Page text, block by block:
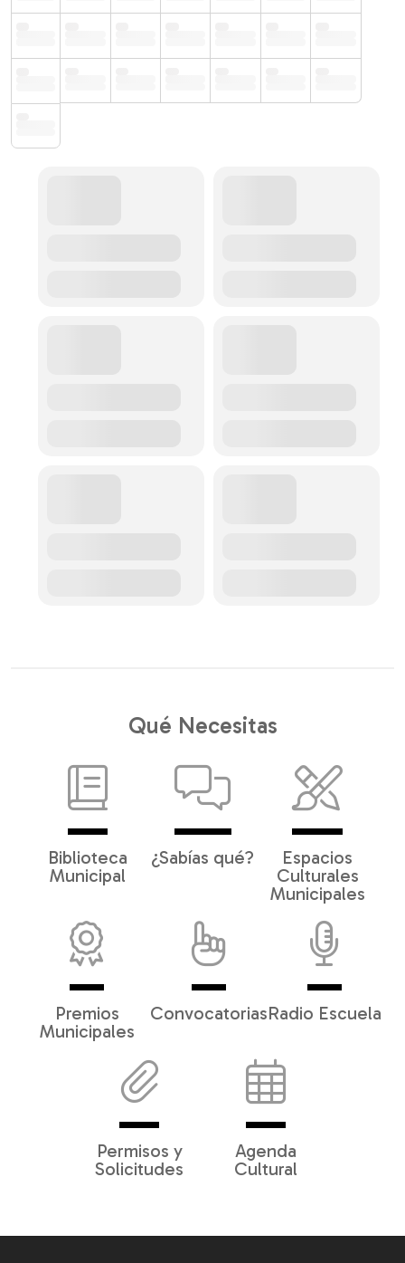
Qué Necesitas
Biblioteca
Municipal
¿Sabías qué?
Espacios
Culturales
Municipales
Premios
Municipales
ConvocatoriasRadio Escuela
Permisos y
Solicitudes
Agenda
Cultural